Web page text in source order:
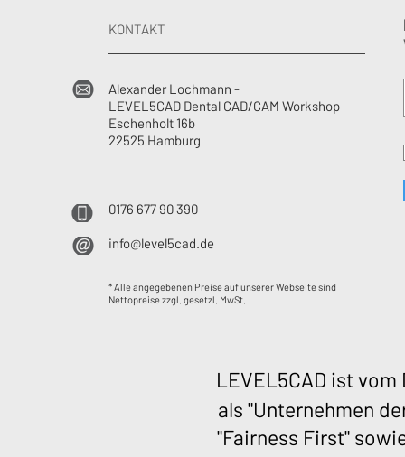
KONTAKT
Alexander Lochmann -
LEVEL5CAD Dental CAD/CAM Workshop
Eschenholt 16b
22525 Hamburg
0176 677 90 390
info@level5cad.de
* Alle angegebenen Preise auf unserer Webseite sind
Nettopreise zzgl. gesetzl. MwSt.
LEVEL5CAD ist
als "Unternehmen
"Fairness First"